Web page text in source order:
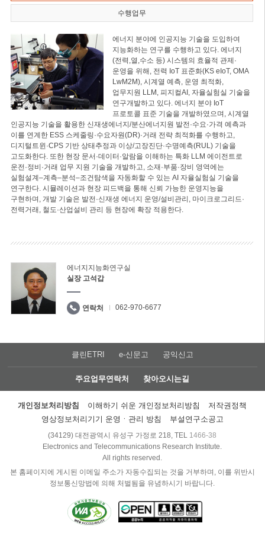
수행업무
에너지 분야에 인공지능 기술을 도입하여
지능화하는 연구를 수행하고 있다. 에너지
(전력,열,수소 등) 시스템의 효율적 관제·
운영을 위해, 전력 IoT 표준화(KS eIoT, OMA
LwM2M), 시계열 예측, 운영 최적화,
업무지원 LLM, 피지컬AI, 자율실험실 기술을
연구개발하고 있다. 에너지 분야 IoT
프로토콜 표준 기술을 개발하였으며, 시계열
인공지능 기술을 활용한 신재생에너지/분산에너지원 발전·수요·가격 예측과
이를 연계한 ESS 스케줄링·수요자원(DR)·거래 전략 최적화를 수행하고,
디지털트윈·CPS 기반 상태추정과 이상/고장진단·수명예측(RUL) 기술을
고도화한다. 또한 현장 문서·데이터·알람을 이해하는 특화 LLM 에이전트로
운전·정비·거래 업무 지원 기술을 개발하고, 소재·부품·장비 영역에는
실험설계–계측–분석–조건탐색을 자동화할 수 있는 AI 자율실험실 기술을
연구한다. 시뮬레이션과 현장 피드백을 통해 신뢰 가능한 운영지능을
구현하며, 개발 기술은 발전·신재생 에너지 운영/설비관리, 마이크로그리드·
전력거래, 철도·산업설비 관리 등 현장에 확장 적용한다.
에너지지능화연구실
실장 고석갑
연락처 062-970-6677
클린ETRI e-신문고 공익신고
주요업무연락처 찾아오시는길
개인정보처리방침 이해하기 쉬운 개인정보처리방침
저작권정책
영상정보처리기기 운영ㆍ관리 방침
부설연구소공고
(34129) 대전광역시 유성구 가정로 218, TEL 1466-38
Electronics and Telecommunications Research Institute.
All rights reserved.
본 홈페이지에 게시된 이메일 주소가 자동수집되는 것을 거부하며, 이를 위반시
정보통신망법에 의해 처벌됨을 유념하시기 바랍니다.